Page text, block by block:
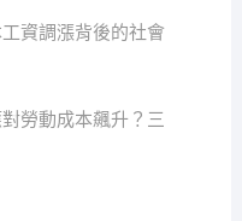
資調漲背後的社會
勞動成本飆升？三